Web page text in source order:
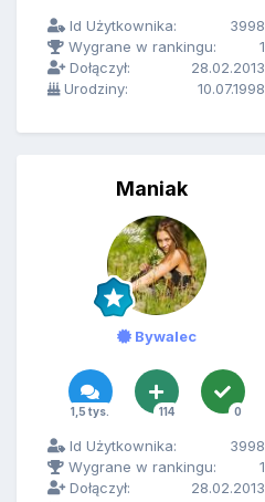
Id Użytkownika:
3998
Wygrane w rankingu:
1
Dołączył:
28.02.2013
Urodziny:
10.07.1998
Maniak
Bywalec
1,5 tys. 114 0
Id Użytkownika:
3998
Wygrane w rankingu:
1
Dołączył:
28.02.2013